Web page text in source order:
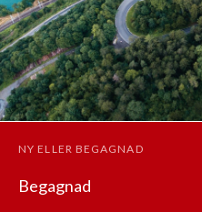
NY ELLER BEGAGNAD
Begagnad